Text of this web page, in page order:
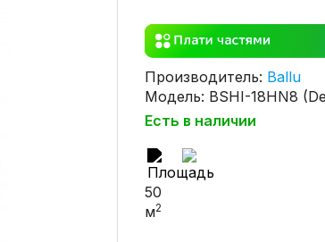
Производитель: Ballu
Модель: BSHI-18HN8
Есть в наличии
50
м2